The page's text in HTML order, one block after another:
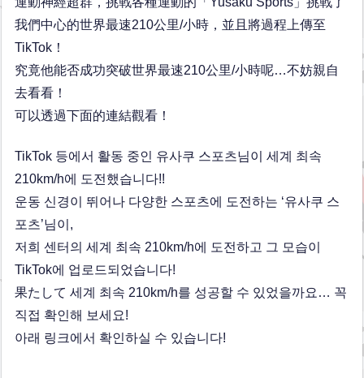
我們中心的世界最速210公里/小時，並且將過程上傳至
TikTok！
究竟他能否成功突破世界最速210公里/小時呢…不妨親自
去看看！
可以透過下面的連結觀看！
TikTok 등에서 활동 중인 유사쿠 스포츠님이 세계 최속
210km/h에 도전했습니다!!
운동 신경이 뛰어나 다양한 스포츠에 도전하는 ‘유사쿠 스
포츠’님이,
저희 센터의 세계 최속 210km/h에 도전하고 그 모습이
TikTok에 업로드되었습니다!
果たして 세계 최속 210km/h를 성공할 수 있었을까요… 꼭
직접 확인해 보세요!
아래 링크에서 확인하실 수 있습니다!